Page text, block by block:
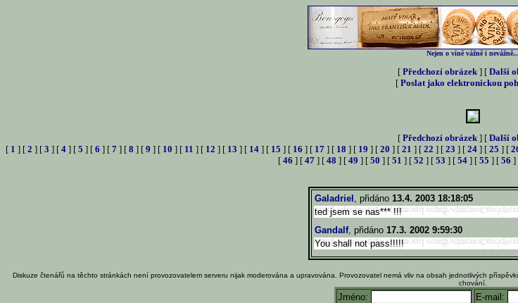
Nejen o víně vážně i nevážně...
[ Předchozí obrázek] [ Další
[ Poslat jako elektronickou
[ Předchozí obrázek] [ Další
[ 1 ] [ 2 ] [ 3 ] [ 4 ] [ 5 ] [ 6 ] [ 7 ] [ 8 ] [ 9 ] [ 10 ] [ 11 ] [ 12 ] [ 13 ] [ 14 ] [ 15 ] [ 16 ] [ 17 ] [ 18 ] [ 19 ] [ 20 ] [ 21 ] [ 22 ] [ 23 ] [ 24 ] [ 25 ] [
[ 46 ] [ 47] [ 48 ] [ 49 ] [ 50 ] [ 51 ] [ 52 ] [ 53 ] [ 54] [ 55 ] [ 56 ]
Galadriel , přidáno 13.4. 2003 18:18:05
ted jsem se nas*** !!!
Gandalf, přidáno 17.3. 2002 9:59:30
You shall not pass!!!!!
Diskuze čtenářů na těchto stránkách není provozovatelem serveru nijak moderována a upravována. Provozovatel nemá vliv na obsah jednotlivých
chování.
Jméno:
E-mail: